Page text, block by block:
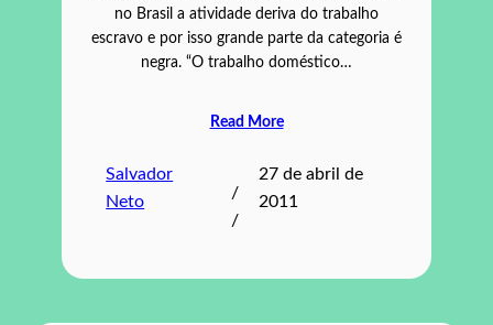
no Brasil a atividade deriva do trabalho
escravo e por isso grande parte da categoria é
negra. “O trabalho doméstico…
Read More
Salvador
Neto
/
/
27 de abril de
2011